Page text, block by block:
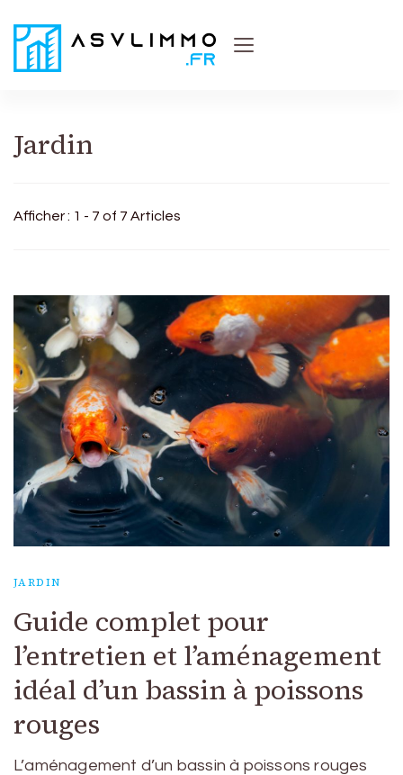
Jardin
Afficher : 1 - 7 of 7 Articles
JARDIN
Guide complet pour
l’entretien et l’aménagement
idéal d’un bassin à poissons
rouges
L’aménagement d’un bassin à poissons rouges